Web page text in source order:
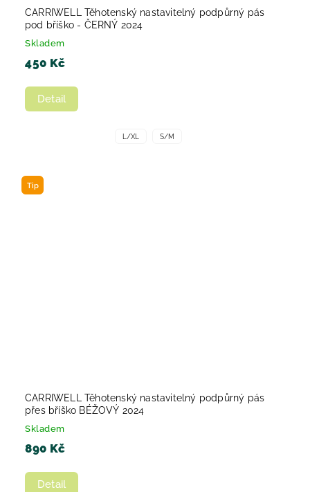
CARRIWELL Těhotenský nastavitelný podpůrný pás
pod bříško - ČERNÝ 2024
Skladem
450 Kč
Detail
L/XL S/M
Tip
CARRIWELL Těhotenský nastavitelný podpůrný pás
přes bříško BÉŽOVÝ 2024
Skladem
890 Kč
Detail